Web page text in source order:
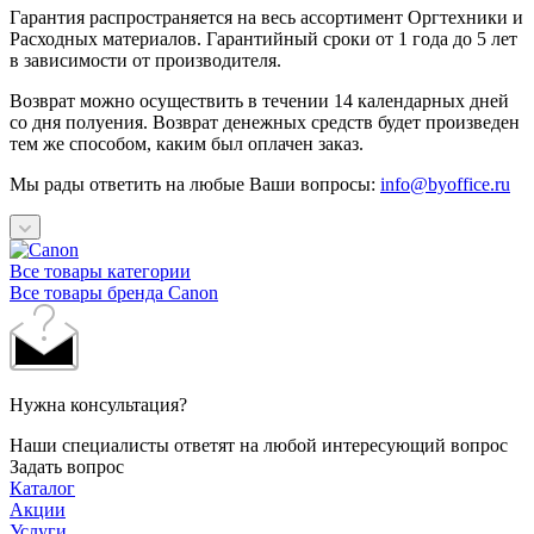
Гарантия распространяется на весь ассортимент Оргтехники и
Расходных материалов. Гарантийный сроки от 1 года до 5 лет
в зависимости от производителя.
Возврат можно осуществить в течении 14 календарных дней
со дня полуения. Возврат денежных средств будет произведен
тем же способом, каким был оплачен заказ.
Мы рады ответить на любые Ваши вопросы: info@byoffice.ru
Все товары категории
Все товары бренда Canon
Нужна консультация?
Наши специалисты ответят на любой интересующий вопрос
Задать вопрос
Каталог
Акции